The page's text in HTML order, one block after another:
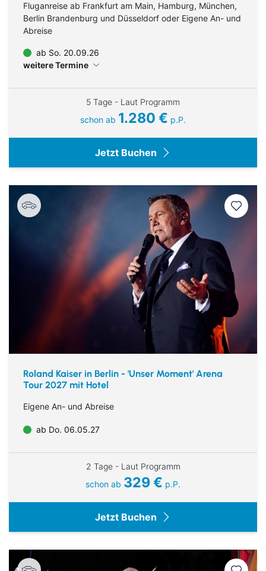
Fluganreise ab Frankfurt am Main, Hamburg, München,
Berlin Brandenburg und Düsseldorf oder Eigene An- und
Abreise
ab So. 20.09.26
weitere Termine
5 Tage - Laut Programm
schon ab 1.280 € p.P.
Jetzt Buchen
Roland Kaiser in Berlin - 'Unser Moment' Arena
Tour 2027 mit Hotel
Eigene An- und Abreise
ab Do. 06.05.27
2 Tage - Laut Programm
schon ab 329 € p.P.
Jetzt Buchen